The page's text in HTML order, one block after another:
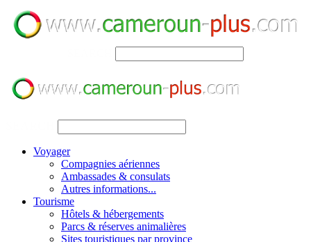
Voyager
Compagnies aériennes
Ambassades & consulats
Autres informations...
Tourisme
Hôtels & hébergements
Parcs & réserves animalières
Sites touristiques par province